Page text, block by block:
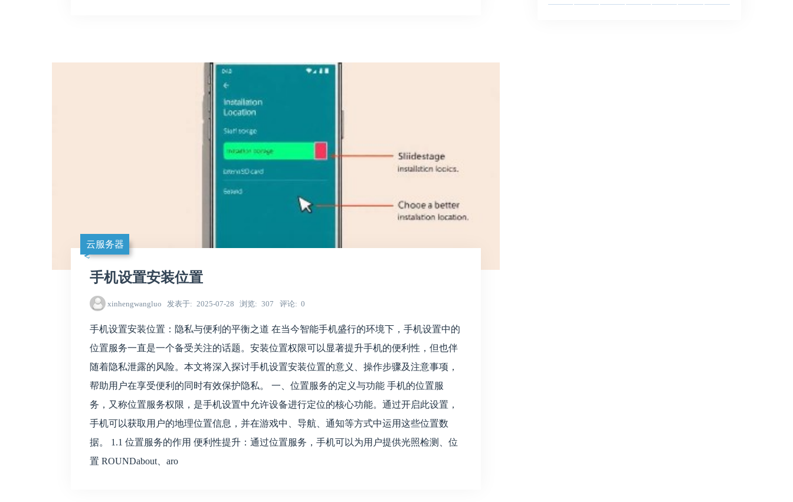
云服务器
手机设置安装位置
xinhengwangluo 发表于 2025-07-28 浏览 307 评论 0
手机设置安装位置：隐私与便利的平衡之道 在当今智能手机盛行的环境下，手机设置中的
位置服务一直是一个备受关注的话题。安装位置权限可以显著提升手机的便利性，但也伴
随着隐私泄露的风险。本文将深入探讨手机设置安装位置的意义、操作步骤及注意事项，
帮助用户在享受便利的同时有效保护隐私。 一、位置服务的定义与功能 手机的位置服
务，又称位置服务权限，是手机设置中允许设备进行定位的核心功能。通过开启此设置，
手机可以获取用户的地理位置信息，并在游戏中、导航、通知等方式中运用这些位置数
据。 1.1 位置服务的作用 便利性提升：通过位置服务，手机可以为用户提供光照检测、位
置 ROUNDabout、aro